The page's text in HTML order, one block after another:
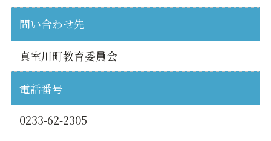
問い合わせ先
真室川町教育委員会
電話番号
0233-62-2305